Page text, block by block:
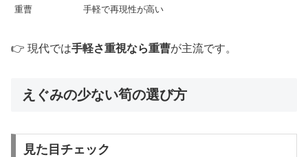
重曹 手軽で再現性が高い
👉 現代では手軽さ重視なら重曹が主流です。
えぐみの少ない筍の選び方
見た目チェック